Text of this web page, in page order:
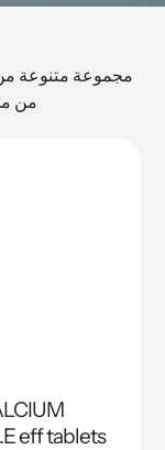
مجموعة متنوعة من
من
eff tablets